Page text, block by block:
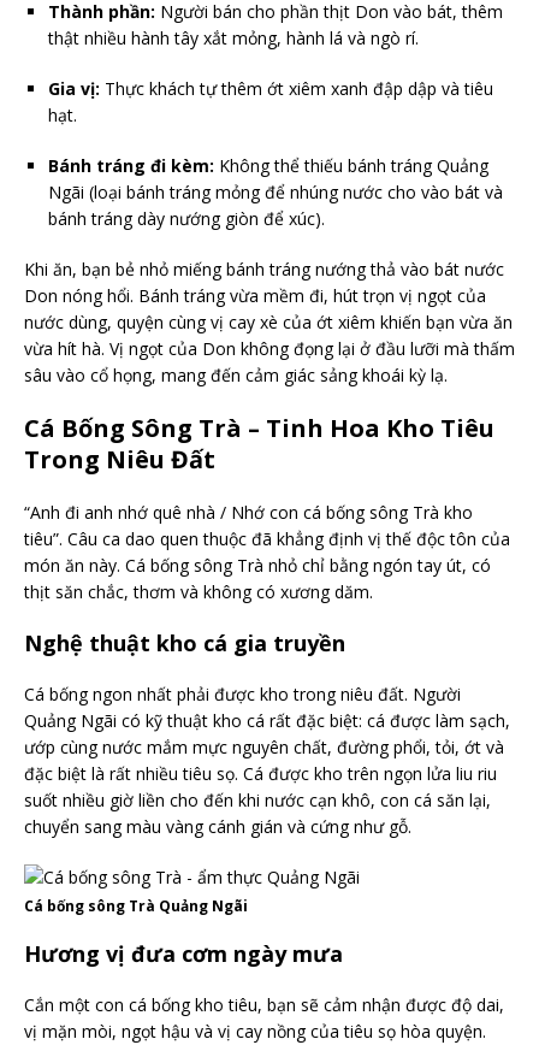
Thành phần: Người bán cho phần thịt Don vào bát, thêm
thật nhiều hành tây xắt mỏng, hành lá và ngò rí.
Gia vị: Thực khách tự thêm ớt xiêm xanh đập dập và tiêu
hạt.
Bánh tráng đi kèm: Không thể thiếu bánh tráng Quảng
Ngãi (loại bánh tráng mỏng để nhúng nước cho vào bát và
bánh tráng dày nướng giòn để xúc).
Khi ăn, bạn bẻ nhỏ miếng bánh tráng nướng thả vào bát nước
Don nóng hổi. Bánh tráng vừa mềm đi, hút trọn vị ngọt của
nước dùng, quyện cùng vị cay xè của ớt xiêm khiến bạn vừa ăn
vừa hít hà. Vị ngọt của Don không đọng lại ở đầu lưỡi mà thấm
sâu vào cổ họng, mang đến cảm giác sảng khoái kỳ lạ.
Cá Bống Sông Trà – Tinh Hoa Kho Tiêu
Trong Niêu Đất
“Anh đi anh nhớ quê nhà / Nhớ con cá bống sông Trà kho
tiêu”. Câu ca dao quen thuộc đã khẳng định vị thế độc tôn của
món ăn này. Cá bống sông Trà nhỏ chỉ bằng ngón tay út, có
thịt săn chắc, thơm và không có xương dăm.
Nghệ thuật kho cá gia truyền
Cá bống ngon nhất phải được kho trong niêu đất. Người
Quảng Ngãi có kỹ thuật kho cá rất đặc biệt: cá được làm sạch,
ướp cùng nước mắm mực nguyên chất, đường phổi, tỏi, ớt và
đặc biệt là rất nhiều tiêu sọ. Cá được kho trên ngọn lửa liu riu
suốt nhiều giờ liền cho đến khi nước cạn khô, con cá săn lại,
chuyển sang màu vàng cánh gián và cứng như gỗ.
Cá bống sông Trà Quảng Ngãi
Hương vị đưa cơm ngày mưa
Cắn một con cá bống kho tiêu, bạn sẽ cảm nhận được độ dai,
vị mặn mòi, ngọt hậu và vị cay nồng của tiêu sọ hòa quyện.